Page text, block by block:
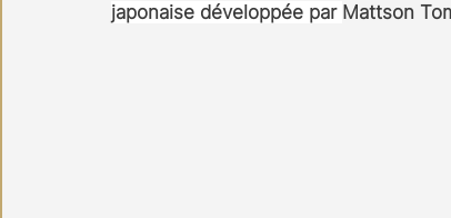
japonaise développée par Mattson